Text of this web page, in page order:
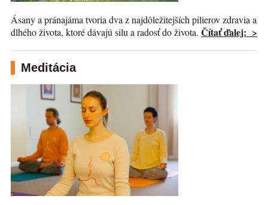
Ásany a pránajáma tvoria dva z najdôležitejších pilierov zdravia a
dlhého života, ktoré dávajú silu a radosť do života. Čítať ďalej: >
Meditácia